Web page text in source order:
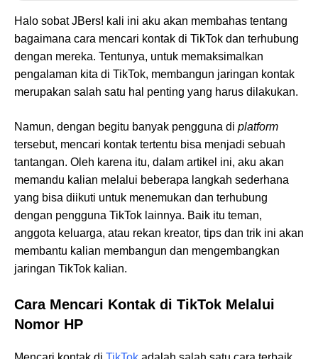
Halo sobat JBers! kali ini aku akan membahas tentang
bagaimana cara mencari kontak di TikTok dan terhubung
dengan mereka. Tentunya, untuk memaksimalkan
pengalaman kita di TikTok, membangun jaringan kontak
merupakan salah satu hal penting yang harus dilakukan.
Namun, dengan begitu banyak pengguna di platform
tersebut, mencari kontak tertentu bisa menjadi sebuah
tantangan. Oleh karena itu, dalam artikel ini, aku akan
memandu kalian melalui beberapa langkah sederhana
yang bisa diikuti untuk menemukan dan terhubung
dengan pengguna TikTok lainnya. Baik itu teman,
anggota keluarga, atau rekan kreator, tips dan trik ini akan
membantu kalian membangun dan mengembangkan
jaringan TikTok kalian.
Cara Mencari Kontak di TikTok Melalui
Nomor HP